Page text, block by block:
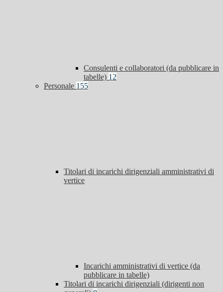
Consulenti e collaboratori (da pubblicare in
tabelle) 12
Personale 155
Titolari di incarichi dirigenziali amministrativi di
vertice
Incarichi amministrativi di vertice (da
pubblicare in tabelle)
Titolari di incarichi dirigenziali (dirigenti non